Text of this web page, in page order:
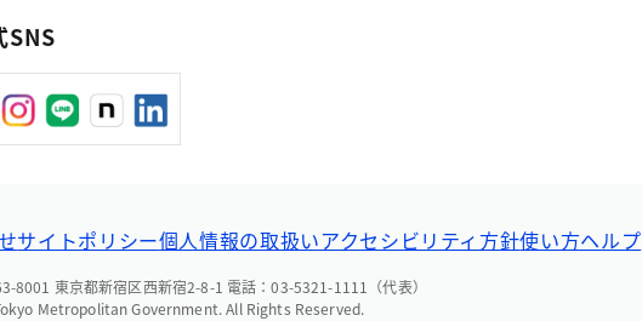
SNS
サイトポリシー個人情報の取扱いアクセシビリティ方針使い方ヘルプ
8001 東京都新宿区西新宿2-8-1 電話：03-5321-1111（代表）
Metropolitan Government. All Rights Reserved.